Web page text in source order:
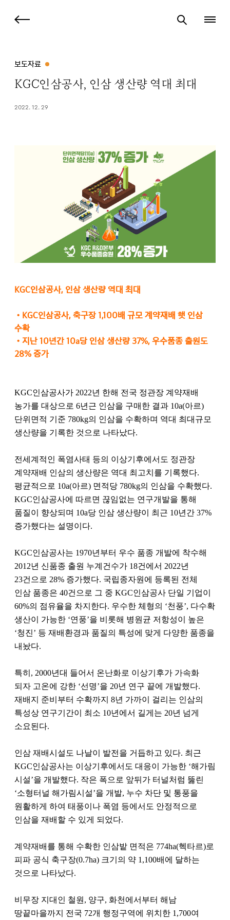
보도자료
KGC인삼공사, 인삼 생산량 역대 최대
2022. 12. 29
KGC인삼공사, 인삼 생산량 역대 최대
• KGC인삼공사, 축구장 1,100배 규모 계약재배 햇 인삼
수확
• 지난 10년간 10a당 인삼 생산량 37%, 우수품종 출원도
28% 증가
KGC인삼공사가 2022년 한해 전국 정관장 계약재배
농가를 대상으로 6년근 인삼을 구매한 결과 10a(아르)
단위면적 기준 780kg의 인삼을 수확하며 역대 최대규모
생산량을 기록한 것으로 나타났다.
전세계적인 폭염사태 등의 이상기후에서도 정관장
계약재배 인삼의 생산량은 역대 최고치를 기록했다.
평균적으로 10a(아르) 면적당 780kg의 인삼을 수확했다.
KGC인삼공사에 따르면 끊임없는 연구개발을 통해
품질이 향상되며 10a당 인삼 생산량이 최근 10년간 37%
증가했다는 설명이다.
KGC인삼공사는 1970년부터 우수 품종 개발에 착수해
2012년 신품종 출원 누계건수가 18건에서 2022년
23건으로 28% 증가했다. 국립종자원에 등록된 전체
인삼 품종은 40건으로 그 중 KGC인삼공사 단일 기업이
60%의 점유율을 차지한다. 우수한 체형의 ‘천풍’, 다수확
생산이 가능한 ‘연풍’을 비롯해 병원균 저항성이 높은
‘청진’ 등 재배환경과 품질의 특성에 맞게 다양한 품종을
내놨다.
특히, 2000년대 들어서 온난화로 이상기후가 가속화
되자 고온에 강한 ‘선명’을 20년 연구 끝에 개발했다.
재배지 준비부터 수확까지 8년 가까이 걸리는 인삼의
특성상 연구기간이 최소 10년에서 길게는 20년 넘게
소요된다.
인삼 재배시설도 나날이 발전을 거듭하고 있다. 최근
KGC인삼공사는 이상기후에서도 대응이 가능한 ‘해가림
시설’을 개발했다. 작은 폭으로 앞뒤가 터널처럼 뚫린
‘소형터널 해가림시설’을 개발, 누수 차단 및 통풍을
원활하게 하여 태풍이나 폭염 등에서도 안정적으로
인삼을 재배할 수 있게 되었다.
계약재배를 통해 수확한 인삼밭 면적은 774ha(헥타르)로
피파 공식 축구장(0.7ha) 크기의 약 1,100배에 달하는
것으로 나타났다.
비무장 지대인 철원, 양구, 화천에서부터 해남
땅끝마을까지 전국 72개 행정구역에 위치한 1,700여